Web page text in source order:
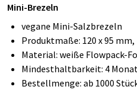
Mini-Brezeln
vegane Mini-Salzbrezeln
Produktmaße: 120 x 95
Material: weiße Flowpack-
Mindesthaltbarkeit: 4
Bestellmenge: ab 1000